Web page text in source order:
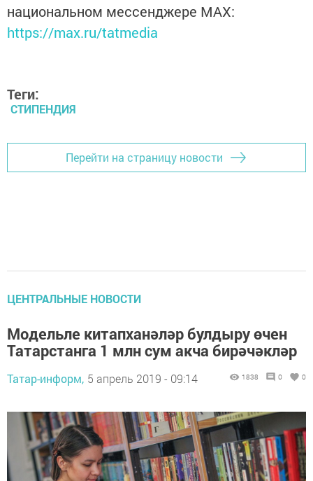
национальном мессенджере MАХ:
https://max.ru/tatmedia
Теги:
СТИПЕНДИЯ
Перейти на страницу новости
ЦЕНТРАЛЬНЫЕ НОВОСТИ
Модельле китапханәләр булдыру өчен
Татарстанга 1 млн сум акча бирәчәкләр
Татар-информ, 5 апрель 2019 - 09:14 1838 0 0